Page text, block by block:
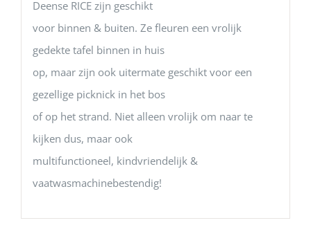
Deense RICE zijn geschikt
voor binnen & buiten. Ze fleuren een vrolijk
gedekte tafel binnen in huis
op, maar zijn ook uitermate geschikt voor een
gezellige picknick in het bos
of op het strand. Niet alleen vrolijk om naar te
kijken dus, maar ook
multifunctioneel, kindvriendelijk &
vaatwasmachinebestendig!